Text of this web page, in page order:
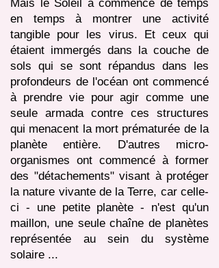
Mais le Soleil a commencé de temps
en temps à montrer une activité
tangible pour les virus. Et ceux qui
étaient immergés dans la couche de
sols qui se sont répandus dans les
profondeurs de l'océan ont commencé
à prendre vie pour agir comme une
seule armada contre ces structures
qui menacent la mort prématurée de la
planète entière. D'autres micro-
organismes ont commencé à former
des "détachements" visant à protéger
la nature vivante de la Terre, car celle-
ci - une petite planète - n'est qu'un
maillon, une seule chaîne de planètes
représentée au sein du système
solaire ...